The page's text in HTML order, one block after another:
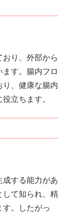
り、外部から
す。腸内フロ
り、健康な腸内
立ちます。
成する能力があ
して知られ、精
。したがっ